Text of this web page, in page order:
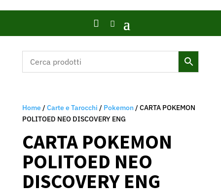

Home/Carte e Tarocchi / Pokemon / CARTA POKEMON
POLITOED NEO DISCOVERY ENG
CARTA POKEMON
POLITOED NEO
DISCOVERY ENG